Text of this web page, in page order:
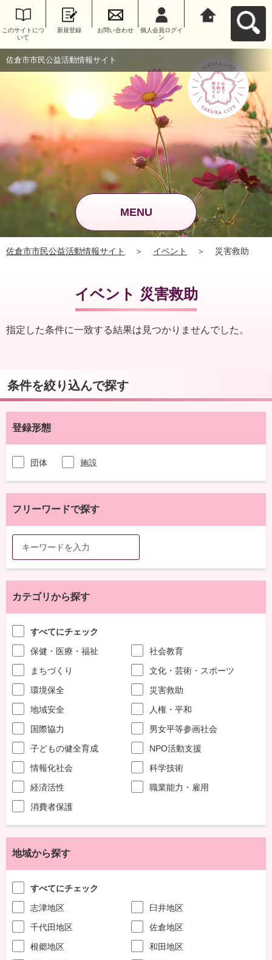
このサイトにつ
いて
新規登録 お問い合わせ
個人会員ログイ
ン
佐倉市市民公益活動情報サイト
MENU
佐倉市市民公益活動情報サイト ＞ イベント ＞ 災害救助
イベント 災害救助
指定した条件に一致する結果は見つかりませんでした。
条件を絞り込んで探す
登録形態
団体 施設
フリーワードで探す
カテゴリから探す
すべてにチェック
保健・医療・福祉
社会教育
まちづくり
文化・芸術・スポーツ
環境保全
災害救助
地域安全
人権・平和
国際協力
男女平等参画社会
子どもの健全育成
NPO活動支援
情報化社会
科学技術
経済活性
職業能力・雇用
消費者保護
地域から探す
すべてにチェック
志津地区
臼井地区
千代田地区
佐倉地区
根郷地区
和田地区